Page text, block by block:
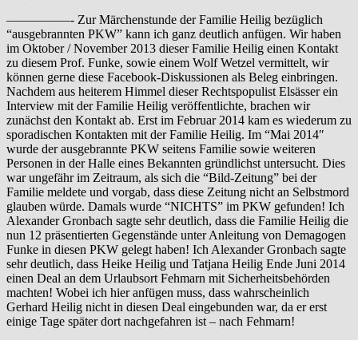
—————- Zur Märchenstunde der Familie Heilig bezüglich
“ausgebrannten PKW” kann ich ganz deutlich anfügen. Wir haben
im Oktober / November 2013 dieser Familie Heilig einen Kontakt
zu diesem Prof. Funke, sowie einem Wolf Wetzel vermittelt, wir
können gerne diese Facebook-Diskussionen als Beleg einbringen.
Nachdem aus heiterem Himmel dieser Rechtspopulist Elsässer ein
Interview mit der Familie Heilig veröffentlichte, brachen wir
zunächst den Kontakt ab. Erst im Februar 2014 kam es wiederum zu
sporadischen Kontakten mit der Familie Heilig. Im “Mai 2014″
wurde der ausgebrannte PKW seitens Familie sowie weiteren
Personen in der Halle eines Bekannten gründlichst untersucht. Dies
war ungefähr im Zeitraum, als sich die “Bild-Zeitung” bei der
Familie meldete und vorgab, dass diese Zeitung nicht an Selbstmord
glauben würde. Damals wurde “NICHTS” im PKW gefunden! Ich
Alexander Gronbach sagte sehr deutlich, dass die Familie Heilig die
nun 12 präsentierten Gegenstände unter Anleitung von Demagogen
Funke in diesen PKW gelegt haben! Ich Alexander Gronbach sagte
sehr deutlich, dass Heike Heilig und Tatjana Heilig Ende Juni 2014
einen Deal an dem Urlaubsort Fehmarn mit Sicherheitsbehörden
machten! Wobei ich hier anfügen muss, dass wahrscheinlich
Gerhard Heilig nicht in diesen Deal eingebunden war, da er erst
einige Tage später dort nachgefahren ist – nach Fehmarn!